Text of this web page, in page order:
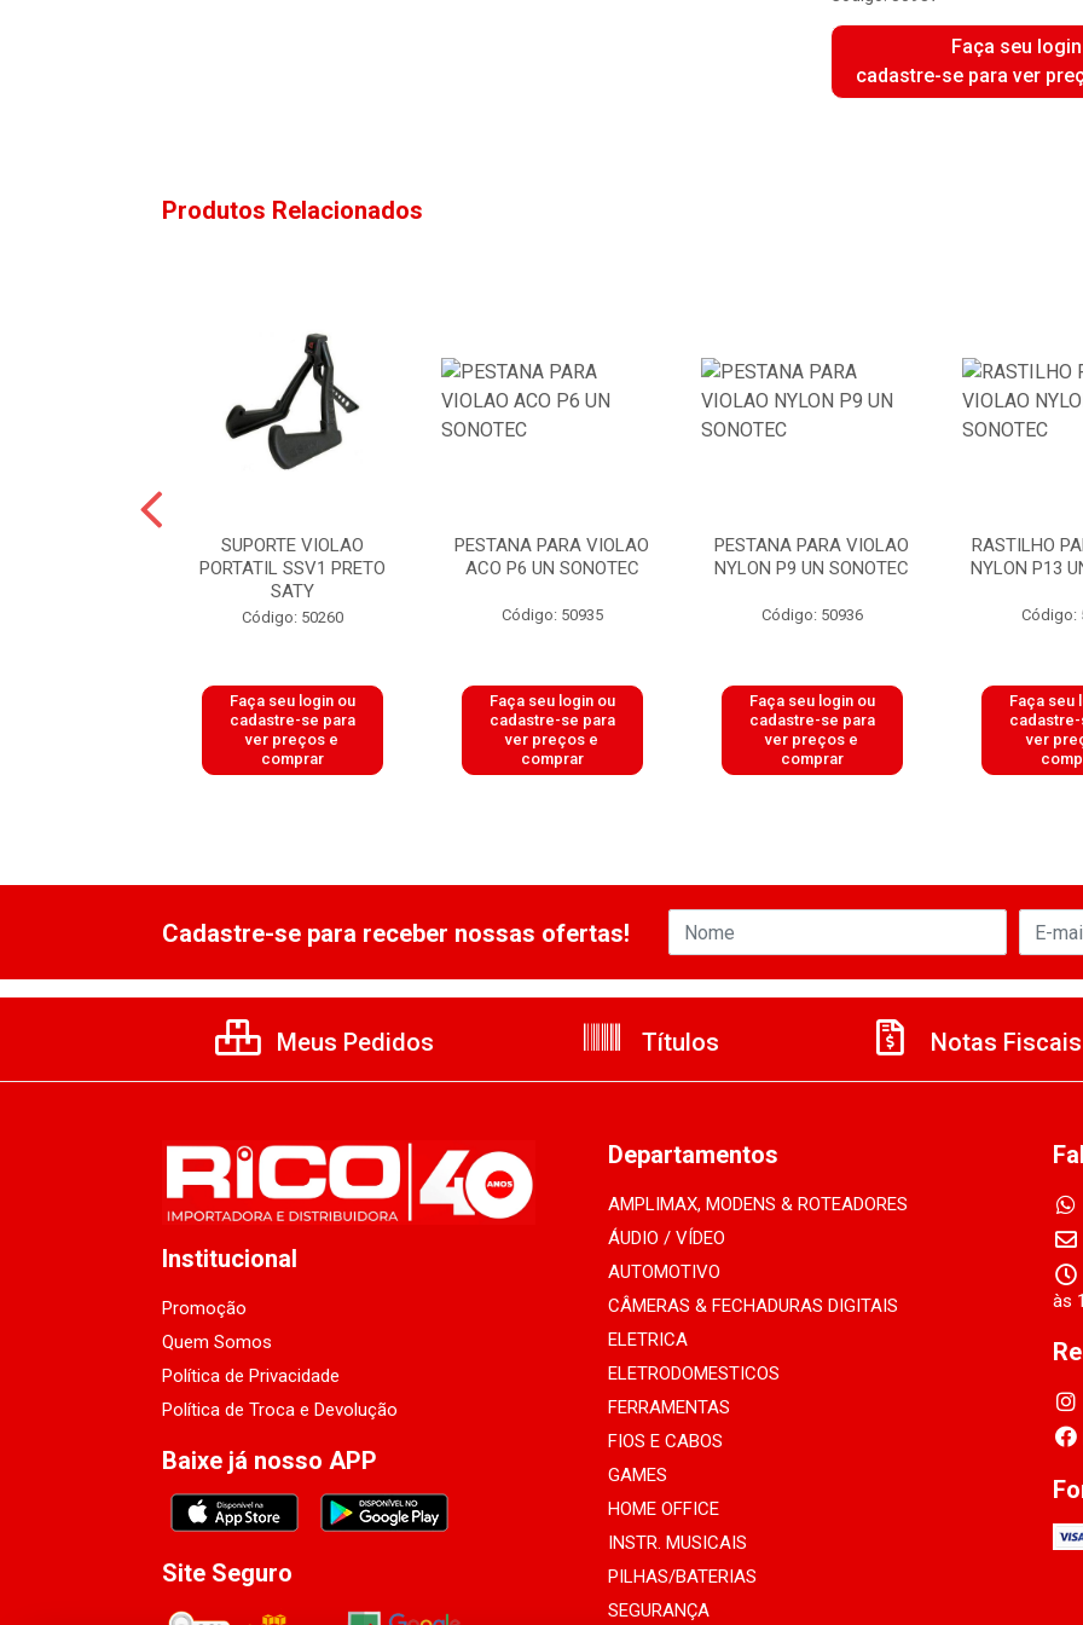
Faça seu
cadastre-se para ver
Produtos Relacionados
SUPORTE VIOLAO
PORTATIL SSV1 PRETO
SATY
Código: 50260
Faça seu login ou
cadastre-se para
ver preços e
comprar
PESTANA PARA VIOLAO
ACO P6 UN SONOTEC
Código: 50935
Faça seu login ou
cadastre-se para
ver preços e
comprar
PESTANA PARA VIOLAO
NYLON P9 UN SONOTEC
Código: 50936
Faça seu login ou
cadastre-se para
ver preços e
comprar
RASTILHO
NYLON P13
Código:
Faça seu
ver
Cadastre-se para receber nossas ofertas!
Meus Pedidos Títulos Notas Fiscais
Institucional
Promoção
Quem Somos
Política de Privacidade
Política de Troca e Devolução
Baixe já nosso APP
Site Seguro
Departamentos
AMPLIMAX, MODENS & ROTEADORES
ÁUDIO / VÍDEO
AUTOMOTIVO
CÂMERAS & FECHADURAS DIGITAIS
ELETRICA
ELETRODOMESTICOS
FERRAMENTAS
FIOS E CABOS
GAMES
HOME OFFICE
INSTR. MUSICAIS
PILHAS/BATERIAS
SEGURANÇA
às